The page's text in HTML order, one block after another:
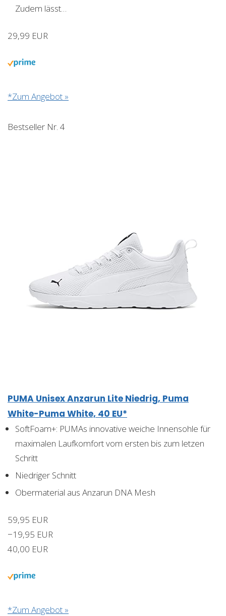
Zudem lässt…
29,99 EUR
*Zum Angebot »
Bestseller Nr. 4
PUMA Unisex Anzarun Lite Niedrig, Puma
White-Puma White, 40 EU*
SoftFoam+: PUMAs innovative weiche Innensohle für
maximalen Laufkomfort vom ersten bis zum letzen
Schritt
Niedriger Schnitt
Obermaterial aus Anzarun DNA Mesh
59,95 EUR
−19,95 EUR
40,00 EUR
*Zum Angebot »